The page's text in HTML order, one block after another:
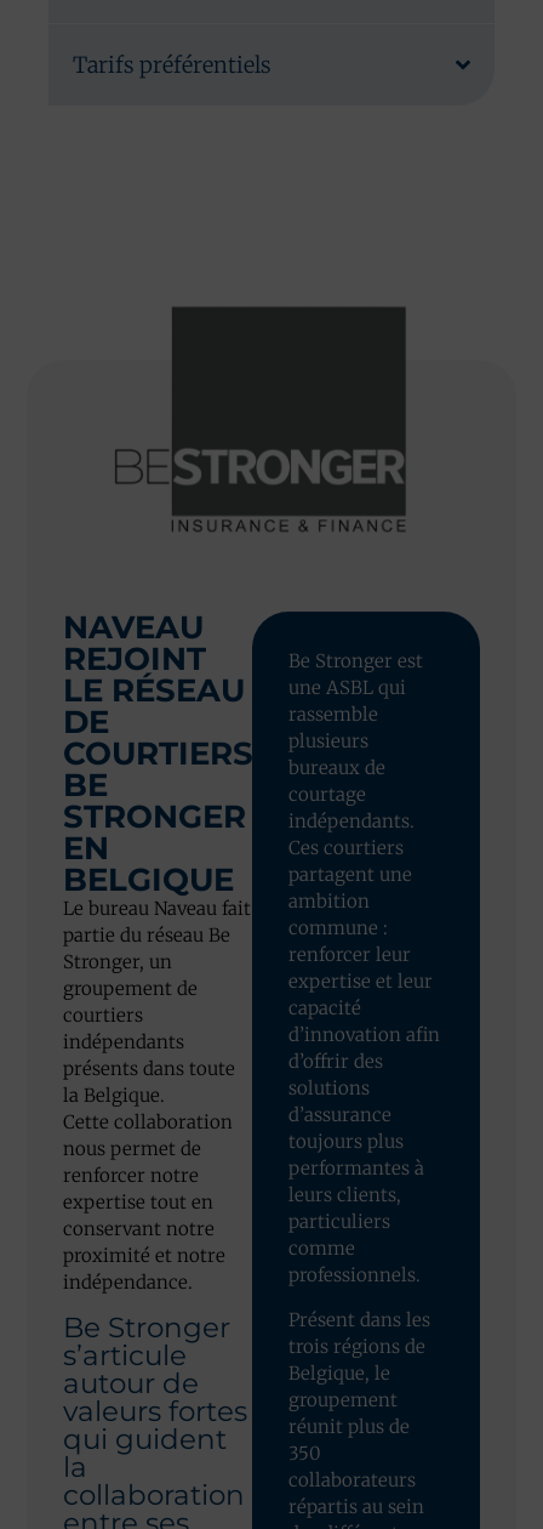
Tarifs préférentiels
NAVEAU
REJOINT
LE RÉSEAU
DE
COURTIERS
BE
STRONGER
EN
BELGIQUE
Le bureau Naveau fait
partie du réseau Be
Stronger, un
groupement de
courtiers
indépendants
présents dans toute
la Belgique.
Cette collaboration
nous permet de
renforcer notre
expertise tout en
conservant notre
proximité et notre
indépendance.
Be Stronger
s’articule
autour de
valeurs fortes
qui guident
la
collaboration
Be Stronger est
une ASBL qui
rassemble
plusieurs
bureaux de
courtage
indépendants.
Ces courtiers
partagent une
ambition
commune :
renforcer leur
expertise et leur
capacité
d’innovation afin
d’offrir des
solutions
d’assurance
toujours plus
performantes à
leurs clients,
particuliers
comme
professionnels.
Présent dans les
trois régions de
Belgique, le
groupement
réunit plus de
350
collaborateurs
répartis au sein